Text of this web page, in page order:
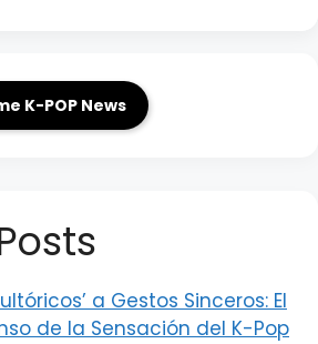
K-POP News
a Gestos Sinceros: El
de la Sensación del K-Pop